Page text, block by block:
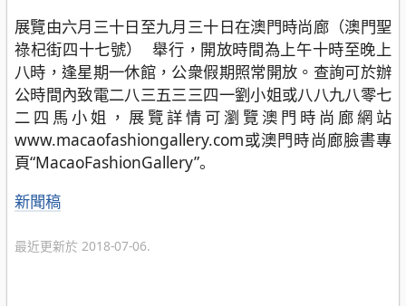
展覽由六月三十日至九月三十日在澳門時尚廊（澳門聖
祿杞街四十七號） 舉行，開放時間為上午十時至晚上
八時，逢星期一休館，公衆假期照常開放。查詢可於辦
公時間內致電二八三五三三四一劉小姐或八八九八零七
二四馬小姐，展覽詳情可瀏覽澳門時尚廊網站
www.macaofashiongallery.com或澳門時尚廊臉書專
頁“MacaoFashionGallery”。
分
新聞稿
最近更新於 2018-07-06.